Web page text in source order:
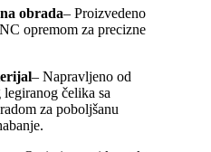
obrada– Proizvedeno
opremom za precizne
– Napravljeno od
čelika sa
za poboljšanu